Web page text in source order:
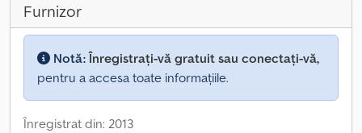
Furnizor
Notă:Înregistrați-vă gratuit sau conectați-vă,
pentru a accesa toate informațiile.
Înregistrat din: 2013